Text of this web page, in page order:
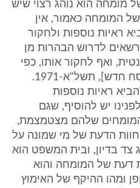
מומחה הוא נוהג רצוי שיש
של המומחה כאמור, אין
ראיות נוספות ולחקור
לדרוש הבהרות מן
ואף לחקור אותו, כפי
שעולה מפקודת הראיות [נוסח חדש], תשל"א-1971.
ראיות נוספות
יש להוסיף, שגם
שלהם מצטמצמת,
הדעת של מי שמונה על
צד בדיון, ובית המשפט הוא
דעת של המומחה והוא
ומהו ההיקף של האימוץ